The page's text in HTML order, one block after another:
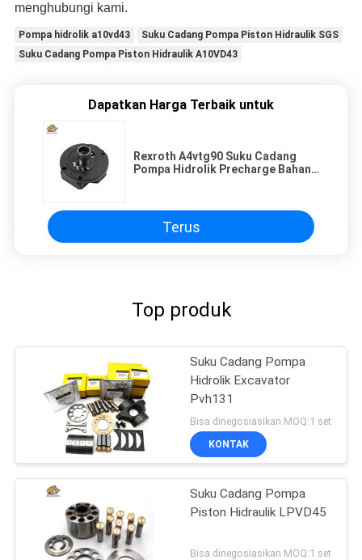
menghubungi kami.
Pompa hidrolik a10vd43
Suku Cadang Pompa Piston Hidraulik SGS
Suku Cadang Pompa Piston Hidraulik A10VD43
Dapatkan Harga Terbaik untuk
Rexroth A4vtg90 Suku Cadang
Pompa Hidrolik Precharge Bahan
Terus
Top produk
Suku Cadang Pompa
Hidrolik Excavator
Pvh131
Bisa dinegosiasikan MOQ:1 set
KONTAK
Suku Cadang Pompa
Piston Hidraulik LPVD45
Bisa dinegosiasikan MOQ:1 set